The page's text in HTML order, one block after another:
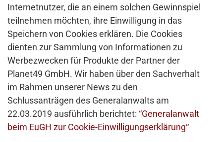
Internetnutzer, die an einem solchen Gewinnspiel
teilnehmen möchten, ihre Einwilligung in das
Speichern von Cookies erklären. Die Cookies
dienten zur Sammlung von Informationen zu
Werbezwecken für Produkte der Partner der
Planet49 GmbH. Wir haben über den Sachverhalt
im Rahmen unserer News zu den
Schlussanträgen des Generalanwalts am
22.03.2019 ausführlich berichtet: “Generalanwalt
beim EuGH zur Cookie-Einwilligungserklärung“